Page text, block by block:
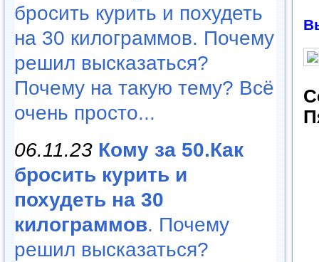
бросить курить и похудеть
на 30 килограммов. Почему
решил высказаться?
Почему на такую тему? Всё
очень просто...
06.11.23 Кому за 50.Как
бросить курить и
похудеть на 30
килограммов. Почему
решил высказаться?